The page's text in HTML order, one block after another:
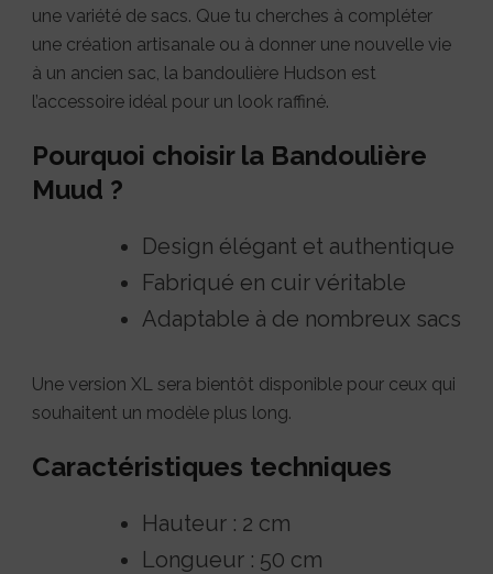
une variété de sacs. Que tu cherches à compléter
une création artisanale ou à donner une nouvelle vie
à un ancien sac, la bandoulière Hudson est
l’accessoire idéal pour un look raffiné.
Pourquoi choisir la Bandoulière
Muud ?
Design élégant et authentique
Fabriqué en cuir véritable
Adaptable à de nombreux sacs
Une version XL sera bientôt disponible pour ceux qui
souhaitent un modèle plus long.
Caractéristiques techniques
Hauteur : 2 cm
Longueur : 50 cm